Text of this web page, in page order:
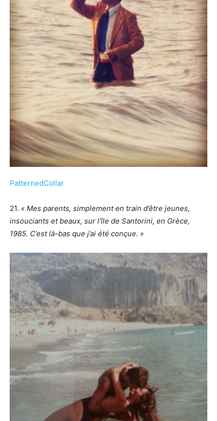
PatternedCollar
21. « Mes parents, simplement en train d’être jeunes,
insouciants et beaux, sur l’île de Santorini, en Grèce,
1985. C’est là-bas que j’ai été conçue. »